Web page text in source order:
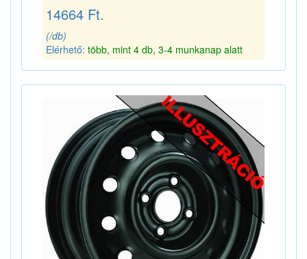
14664 Ft.
(/db)
Elérhető: több, mint 4 db, 3-4 munkanap alatt